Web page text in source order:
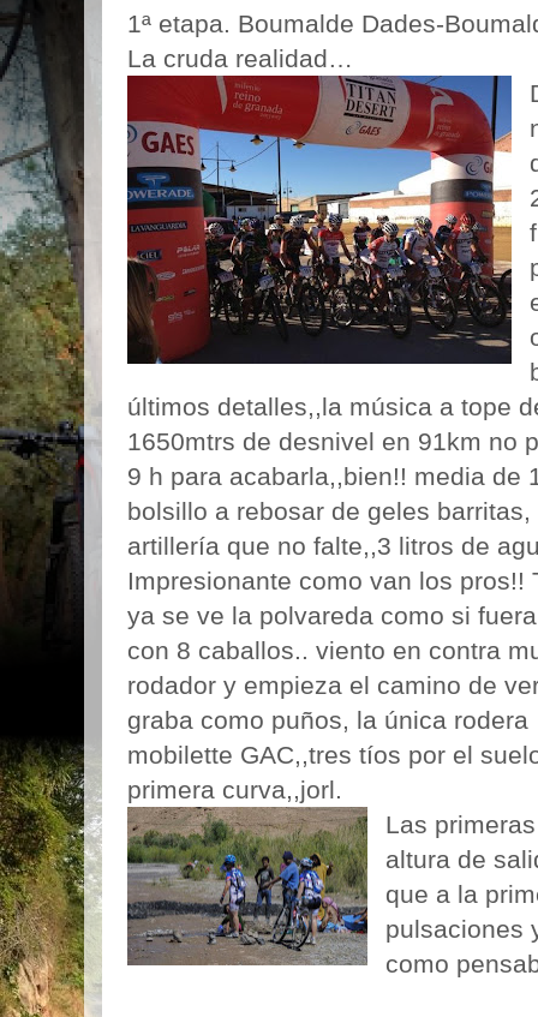
1ª etapa. Boumalde Dades-
La cruda realidad…
últimos detalles,,la música a tope
1650mtrs de desnivel en 91km no
9 h para acabarla,,bien!! media de
bolsillo a rebosar de geles
artillería que no falte,,3 litros de
Impresionante como van los
ya se ve la polvareda como si
con 8 caballos.. viento en contra
rodador y empieza el camino de
graba como puños, la única
mobilette GAC,,tres tíos por el
primera curva,,jorl.
Las
altura de
que a la
pulsaciones
como